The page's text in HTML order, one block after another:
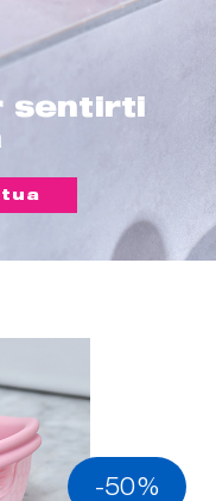
sentirti
-50%